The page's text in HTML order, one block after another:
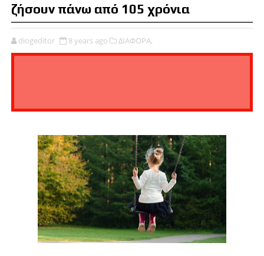
ζήσουν πάνω από 105 χρόνια
diogeditor 8 years ago ΔΙΑΦΟΡΑ,